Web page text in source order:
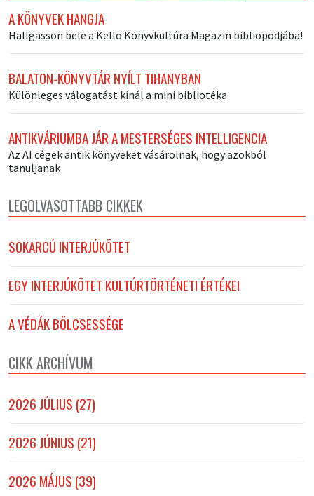
A KÖNYVEK HANGJA
Hallgasson bele a Kello Könyvkultúra Magazin bibliopodjába!
BALATON-KÖNYVTÁR NYÍLT TIHANYBAN
Különleges válogatást kínál a mini bibliotéka
ANTIKVÁRIUMBA JÁR A MESTERSÉGES INTELLIGENCIA
Az AI cégek antik könyveket vásárolnak, hogy azokból
tanuljanak
LEGOLVASOTTABB CIKKEK
SOKARCÚ INTERJÚKÖTET
EGY INTERJÚKÖTET KULTÚRTÖRTÉNETI ÉRTÉKEI
A VÉDÁK BÖLCSESSÉGE
CIKK ARCHÍVUM
2026 JÚLIUS (27)
2026 JÚNIUS (21)
2026 MÁJUS (39)